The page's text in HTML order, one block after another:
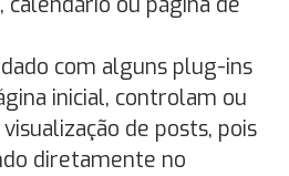
com alguns plug-ins
inicial, controlam ou
de posts, pois
diretamente no